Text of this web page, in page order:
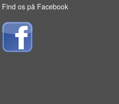
Find os på Facebook